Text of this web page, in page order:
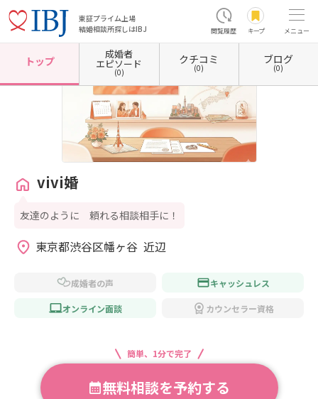
東証プライム上場
結婚相談所探しはIBJ
閲覧履歴 キープ メニュー
ホーム 東京都の結婚相談所 東京都渋谷区 vivi婚
トップ
成婚者
エピソード
(0)
クチコミ
(0)
ブログ
(0)
vivi婚
友達のように 頼れる相談相手に！
東京都渋谷区幡ヶ谷  近辺
成婚者の声 キャッシュレス
オンライン面談 カウンセラー資格
簡単、1分で完了
無料相談を予約する